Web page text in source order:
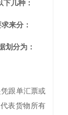
几种：
来分：
划分为：
跟单汇票或
表货物所有